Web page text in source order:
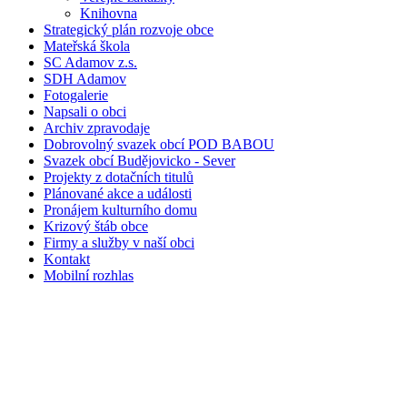
Knihovna
Strategický plán rozvoje obce
Mateřská škola
SC Adamov z.s.
SDH Adamov
Fotogalerie
Napsali o obci
Archiv zpravodaje
Dobrovolný svazek obcí POD BABOU
Svazek obcí Budějovicko - Sever
Projekty z dotačních titulů
Plánované akce a události
Pronájem kulturního domu
Krizový štáb obce
Firmy a služby v naší obci
Kontakt
Mobilní rozhlas